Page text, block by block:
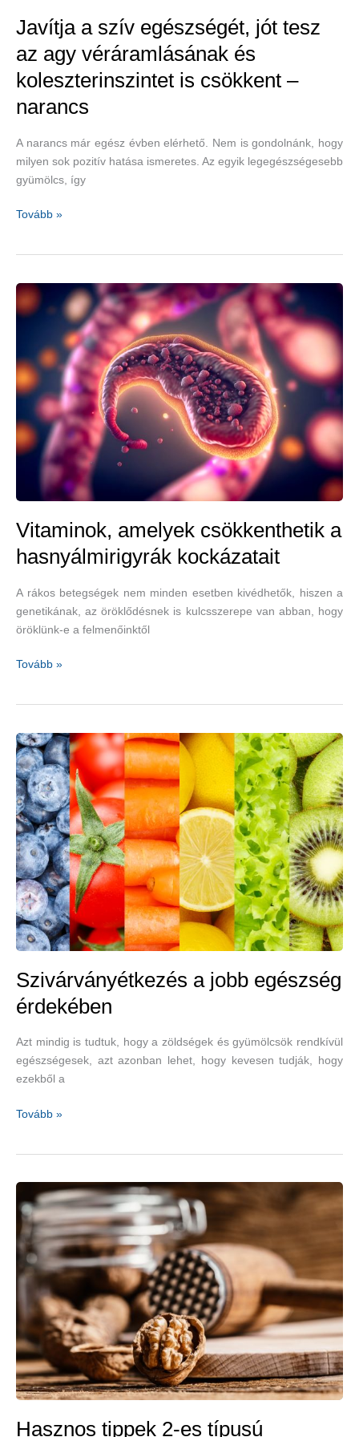
Javítja a szív egészségét, jót tesz
az agy véráramlásának és
koleszterinszintet is csökkent –
narancs
A narancs már egész évben elérhető. Nem is gondolnánk, hogy
milyen sok pozitív hatása ismeretes. Az egyik legegészségesebb
gyümölcs, így
Javítja
jót
tesz
véráramlásának
és
koleszterinszintet
is
csökkent
–
Tovább »
Vitaminok, amelyek csökkenthetik a
hasnyálmirigyrák kockázatait
A rákos betegségek nem minden esetben kivédhetők, hiszen a
genetikának, az öröklődésnek is kulcsszerepe van abban, hogy
öröklünk-e a felmenőinktől
Vitaminok,
hasnyálmirigyrák
kockázatait
Tovább »
Szivárványétkezés a jobb egészség
érdekében
Azt mindig is tudtuk, hogy a zöldségek és gyümölcsök rendkívül
egészségesek, azt azonban lehet, hogy kevesen tudják, hogy
ezekből a
Szivárványétkezés
érdekében
Tovább »
Hasznos tippek 2-es típusú